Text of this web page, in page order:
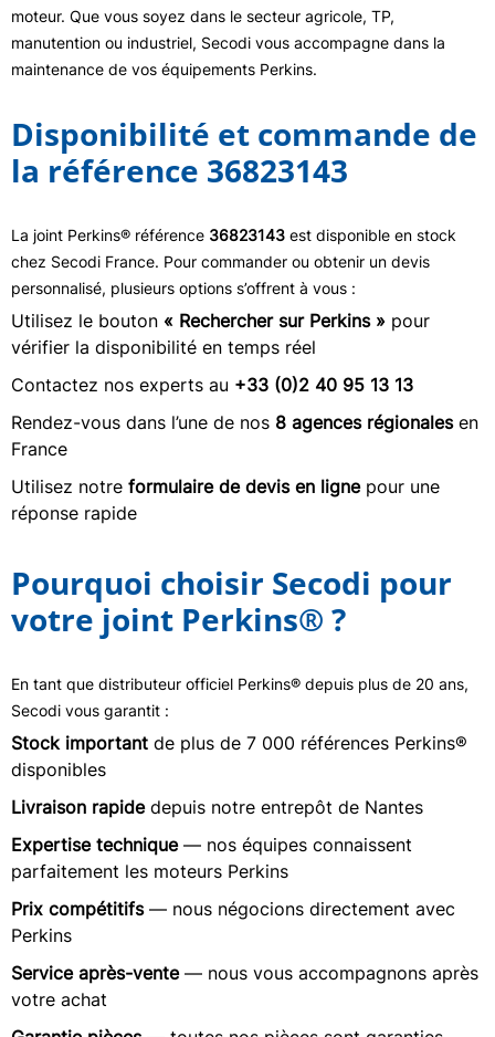
moteur. Que vous soyez dans le secteur agricole, TP,
manutention ou industriel, Secodi vous accompagne dans la
maintenance de vos équipements Perkins.
Disponibilité et commande de
la référence 36823143
La joint Perkins® référence 36823143 est disponible en stock
chez Secodi France. Pour commander ou obtenir un devis
personnalisé, plusieurs options s’offrent à vous :
Utilisez le bouton « Rechercher sur Perkins » pour
vérifier la disponibilité en temps réel
Contactez nos experts au +33 (0)2 40 95 13 13
Rendez-vous dans l’une de nos 8 agences régionalesen
France
Utilisez notre formulaire de devis en lignepour une
réponse rapide
Pourquoi choisir Secodi pour
votre joint Perkins® ?
En tant que distributeur officiel Perkins® depuis plus de 20 ans,
Secodi vous garantit :
Stock important de plus de 7 000 références Perkins®
disponibles
Livraison rapidedepuis notre entrepôt de Nantes
Expertise technique— nos équipes connaissent
parfaitement les moteurs Perkins
Prix compétitifs— nous négocions directement avec
Perkins
Service après-vente— nous vous accompagnons après
votre achat